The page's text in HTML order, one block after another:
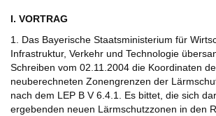
I. VORTRAG
1. Das Bayerische Staatsministerium für
Infrastruktur, Verkehr und Technologie
Schreiben vom 02.11.2004 die Koordinaten
neuberechneten Zonengrenzen der
nach dem LEP B V 6.4.1. Es bittet, die sich
ergebenden neuen Lärmschutzzonen in den